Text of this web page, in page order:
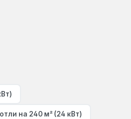
на 240 м² (24 кВт)